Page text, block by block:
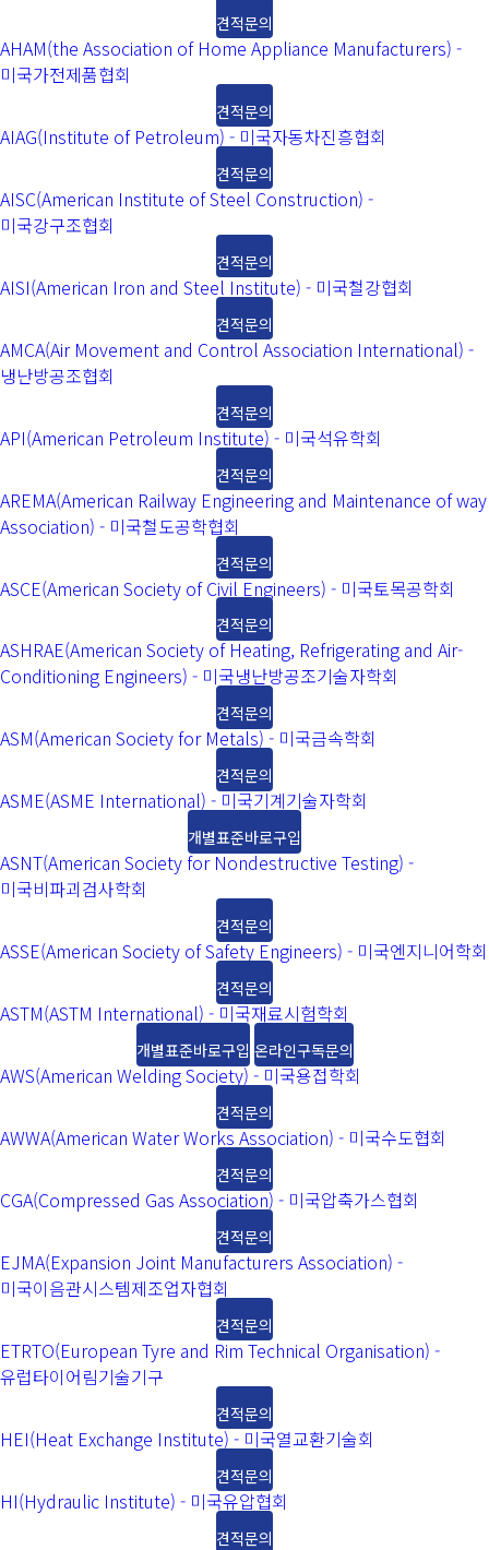
견적문의
AHAM(the Association of Home Appliance Manufacturers) -
미국가전제품협회
견적문의
AIAG(Institute of Petroleum) - 미국자동차진흥협회
견적문의
AISC(American Institute of Steel Construction) -
미국강구조협회
견적문의
AISI(American Iron and Steel Institute) - 미국철강협회
견적문의
AMCA(Air Movement and Control Association International) -
냉난방공조협회
견적문의
API(American Petroleum Institute) - 미국석유학회
견적문의
AREMA(American Railway Engineering and Maintenance of way
Association) - 미국철도공학협회
견적문의
ASCE(American Society of Civil Engineers) - 미국토목공학회
견적문의
ASHRAE(American Society of Heating, Refrigerating and Air-
Conditioning Engineers) - 미국냉난방공조기술자학회
견적문의
ASM(American Society for Metals) - 미국금속학회
견적문의
ASME(ASME International) - 미국기계기술자학회
개별표준바로구입
ASNT(American Society for Nondestructive Testing) -
미국비파괴검사학회
견적문의
ASSE(American Society of Safety Engineers) - 미국엔지니어학회
견적문의
ASTM(ASTM International) - 미국재료시험학회
개별표준바로구입 온라인구독문의
AWS(American Welding Society) - 미국용접학회
견적문의
AWWA(American Water Works Association) - 미국수도협회
견적문의
CGA(Compressed Gas Association) - 미국압축가스협회
견적문의
EJMA(Expansion Joint Manufacturers Association) -
미국이음관시스템제조업자협회
견적문의
ETRTO(European Tyre and Rim Technical Organisation) -
유럽타이어림기술기구
견적문의
HEI(Heat Exchange Institute) - 미국열교환기술회
견적문의
HI(Hydraulic Institute) - 미국유압협회
견적문의